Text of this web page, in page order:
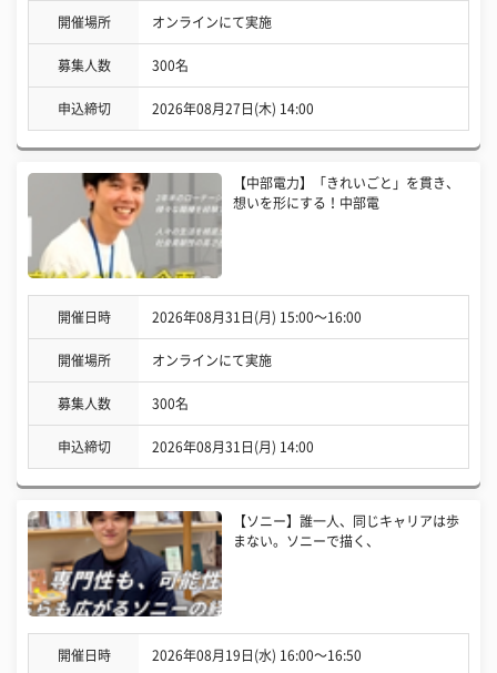
開催場所 オンラインにて実施
募集人数 300名
申込締切 2026年08月27日(木) 14:00
【中部電力】「きれいごと」を貫き、
想いを形にする！中部電
開催日時 2026年08月31日(月) 15:00〜16:00
開催場所 オンラインにて実施
募集人数 300名
申込締切 2026年08月31日(月) 14:00
【ソニー】誰一人、同じキャリアは歩
まない。ソニーで描く、
開催日時 2026年08月19日(水) 16:00〜16:50